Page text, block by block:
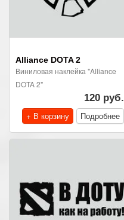
Alliance DOTA 2
Виниловая наклейка "Alliance
DOTA 2"
120 руб.
+ В корзину
Подробнее